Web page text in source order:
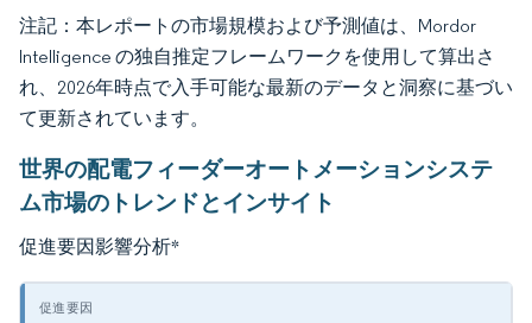
注記：本レポートの市場規模および予測値は、Mordor
Intelligence の独自推定フレームワークを使用して算出さ
れ、2026年時点で入手可能な最新のデータと洞察に基づい
て更新されています。
世界の配電フィーダーオートメーションシステ
ム市場のトレンドとインサイト
促進要因影響分析*